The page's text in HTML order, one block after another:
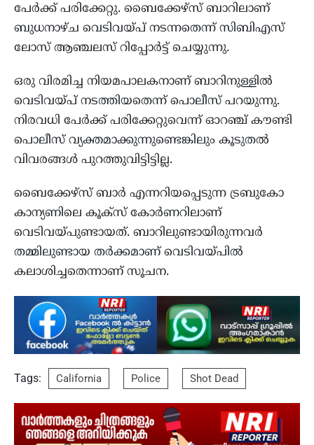
പേര്‍ക്ക് പരിക്കേറ്റു. ബൈക്കേഴ്‌സ് ബാറിലാണ്
ബുധനാഴ്ച വെടിവയ്പ് നടന്നതെന്ന് സിബിഎസ്
ലോസ് ആഞ്ചലസ് റിപ്പോര്‍ട്ട് ചെയ്യുന്നു.
ഒരു വിരമിച്ച നിയമപാലകനാണ് ബാറിനുള്ളില്‍
വെടിവയ്പ് നടത്തിയതെന്ന് പൊലീസ് പറയുന്നു.
നിരവധി പേര്‍ക്ക് പരിക്കേറ്റുവെന്ന് ഓറഞ്ച് കൗണ്ടി
പൊലീസ് വ്യക്തമാക്കുന്നുണ്ടെങ്കിലും കൂടുതല്‍
വിവരങ്ങള്‍ പുറത്തുവിട്ടിട്ടില്ല.
ബൈക്കേഴ്‌സ് ബാര്‍ എന്നറിയപ്പെടുന്ന ട്രബുകോ
കാന്യണിലെ കൂക്‌സ് കോര്‍ണറിലാണ്
വെടിവയ്പുണ്ടായത്. ബാറിലുണ്ടായിരുന്നവര്‍
തമ്മിലുണ്ടായ തര്‍ക്കമാണ് വെടിവയ്പില്‍
കലാശിച്ചതെന്നാണ് സൂചന.
Tags: California Police Shot Dead